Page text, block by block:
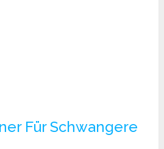
Für Schwangere